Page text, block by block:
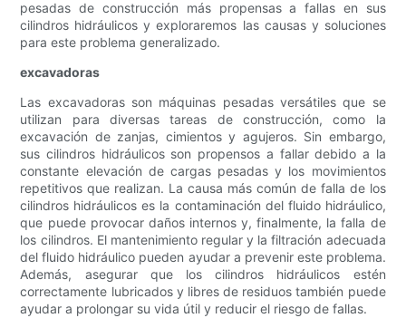
pesadas de construcción más propensas a fallas en sus
cilindros hidráulicos y exploraremos las causas y soluciones
para este problema generalizado.
excavadoras
Las excavadoras son máquinas pesadas versátiles que se
utilizan para diversas tareas de construcción, como la
excavación de zanjas, cimientos y agujeros. Sin embargo,
sus cilindros hidráulicos son propensos a fallar debido a la
constante elevación de cargas pesadas y los movimientos
repetitivos que realizan. La causa más común de falla de los
cilindros hidráulicos es la contaminación del fluido hidráulico,
que puede provocar daños internos y, finalmente, la falla de
los cilindros. El mantenimiento regular y la filtración adecuada
del fluido hidráulico pueden ayudar a prevenir este problema.
Además, asegurar que los cilindros hidráulicos estén
correctamente lubricados y libres de residuos también puede
ayudar a prolongar su vida útil y reducir el riesgo de fallas.